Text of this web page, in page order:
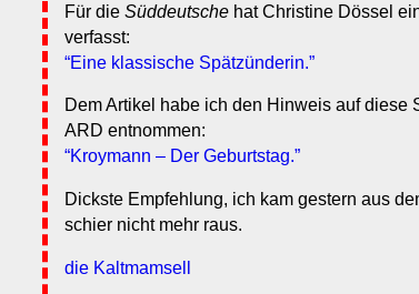
Für die Süddeutsche hat Christine Dössel
verfasst:
“Eine klassische Spätzünderin.”
Dem Artikel habe ich den Hinweis auf diese
ARD entnommen:
“Kroymann – Der Geburtstag.”
Dickste Empfehlung, ich kam gestern aus
schier nicht mehr raus.
die Kaltmamsell